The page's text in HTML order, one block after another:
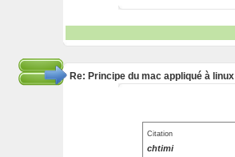
Re: Principe du mac appliqué à linux
Citation
chtimi